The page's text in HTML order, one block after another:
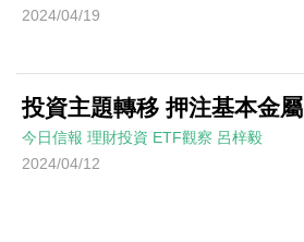
2024/04/19
投資主題轉移 押注基本金屬
今日信報 理財投資 ETF觀察 呂梓毅
2024/04/12